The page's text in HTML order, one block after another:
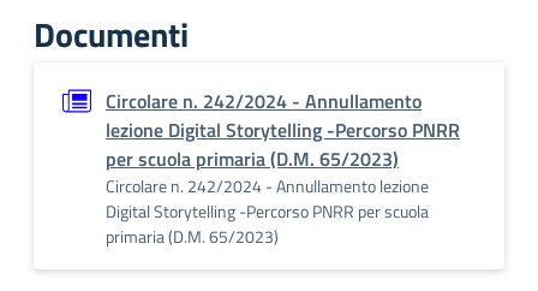
Documenti
Circolare n. 242/2024 - Annullamento
lezione Digital Storytelling -Percorso PNRR
per scuola primaria (D.M. 65/2023)
Circolare n. 242/2024 - Annullamento lezione
Digital Storytelling -Percorso PNRR per scuola
primaria (D.M. 65/2023)